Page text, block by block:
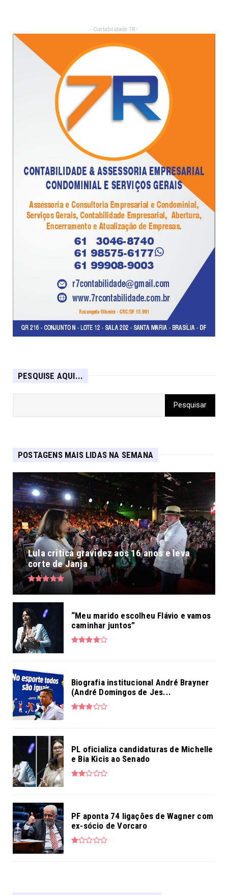
- Contabilidade 7R -
PESQUISE AQUI...
POSTAGENS MAIS LIDAS NA SEMANA
Lula critica gravidez aos 16 anos e leva
corte de Janja
“Meu marido escolheu Flávio e vamos
caminhar juntos”
Biografia institucional André Brayner
(André Domingos de Jes...
PL oficializa candidaturas de Michelle
e Bia Kicis ao Senado
PF aponta 74 ligações de Wagner com
ex-sócio de Vorcaro